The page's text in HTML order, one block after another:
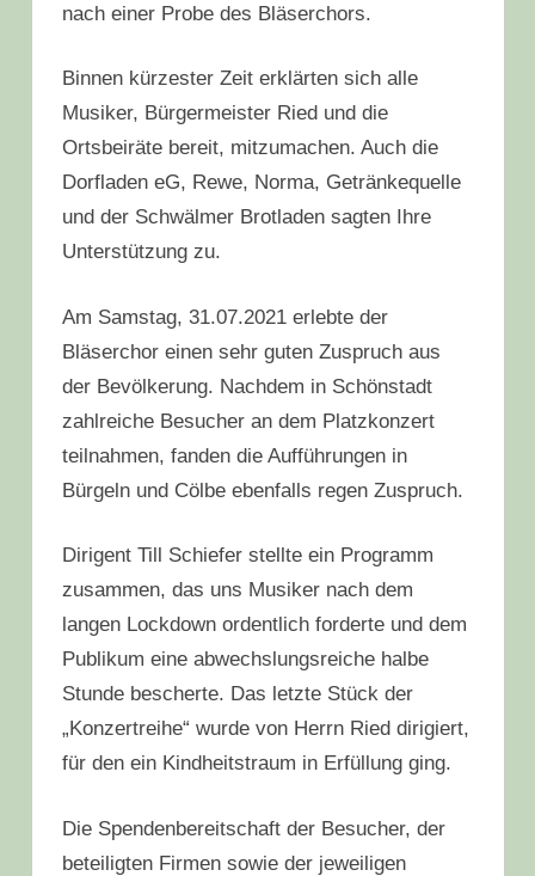
nach einer Probe des Bläserchors.
Binnen kürzester Zeit erklärten sich alle
Musiker, Bürgermeister Ried und die
Ortsbeiräte bereit, mitzumachen. Auch die
Dorfladen eG, Rewe, Norma, Getränkequelle
und der Schwälmer Brotladen sagten Ihre
Unterstützung zu.
Am Samstag, 31.07.2021 erlebte der
Bläserchor einen sehr guten Zuspruch aus
der Bevölkerung. Nachdem in Schönstadt
zahlreiche Besucher an dem Platzkonzert
teilnahmen, fanden die Aufführungen in
Bürgeln und Cölbe ebenfalls regen Zuspruch.
Dirigent Till Schiefer stellte ein Programm
zusammen, das uns Musiker nach dem
langen Lockdown ordentlich forderte und dem
Publikum eine abwechslungsreiche halbe
Stunde bescherte. Das letzte Stück der
„Konzertreihe“ wurde von Herrn Ried dirigiert,
für den ein Kindheitstraum in Erfüllung ging.
Die Spendenbereitschaft der Besucher, der
beteiligten Firmen sowie der jeweiligen